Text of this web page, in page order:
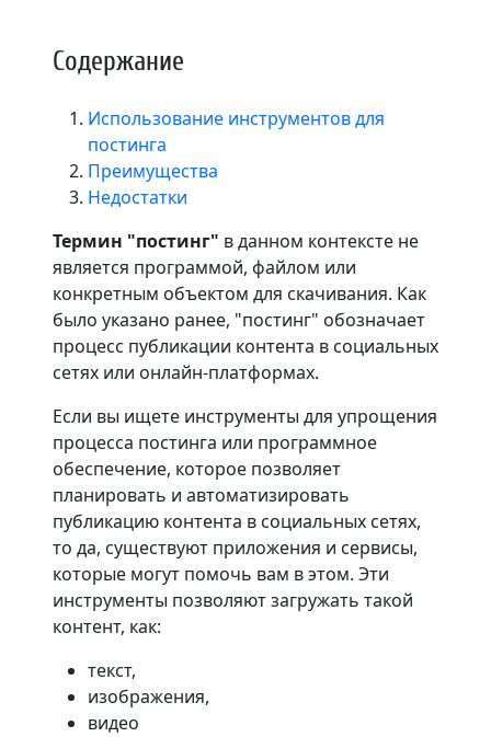
Содержание
Использование инструментов для
постинга
Преимущества
Недостатки
Термин "постинг" в данном контексте не
является программой, файлом или
конкретным объектом для скачивания. Как
было указано ранее, "постинг" обозначает
процесс публикации контента в социальных
сетях или онлайн-платформах.
Если вы ищете инструменты для упрощения
процесса постинга или программное
обеспечение, которое позволяет
планировать и автоматизировать
публикацию контента в социальных сетях,
то да, существуют приложения и сервисы,
которые могут помочь вам в этом. Эти
инструменты позволяют загружать такой
контент, как:
текст,
изображения,
видео